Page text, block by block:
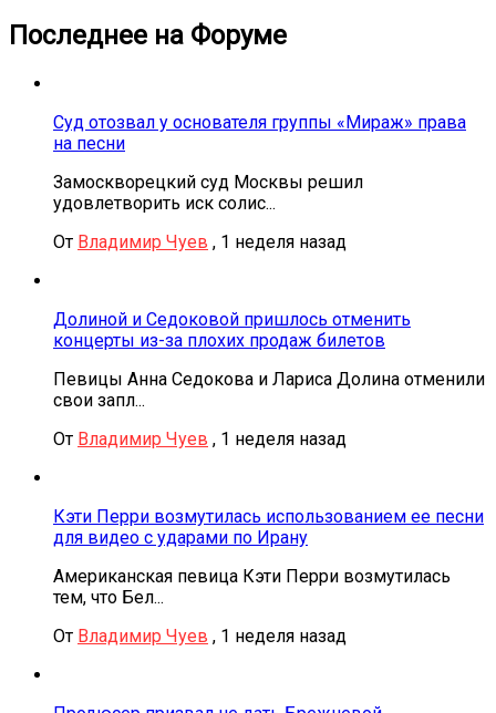
Последнее на Форуме
Суд отозвал у основателя группы «Мираж» права
на песни
Замоскворецкий суд Москвы решил
удовлетворить иск солис...
От Владимир Чуев , 1 неделя назад
Долиной и Седоковой пришлось отменить
концерты из-за плохих продаж билетов
Певицы Анна Седокова и Лариса Долина отменили
свои запл...
От Владимир Чуев , 1 неделя назад
Кэти Перри возмутилась использованием ее песни
для видео с ударами по Ирану
Американская певица Кэти Перри возмутилась
тем, что Бел...
От Владимир Чуев , 1 неделя назад